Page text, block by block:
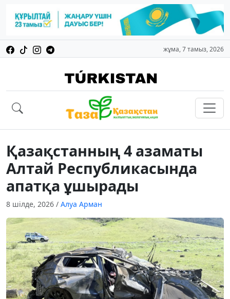
жұма, 7 тамыз, 2026
Қазақстанның 4 азаматы
Алтай Республикасында
апатқа ұшырады
8 шілде, 2026 / Алуа Арман